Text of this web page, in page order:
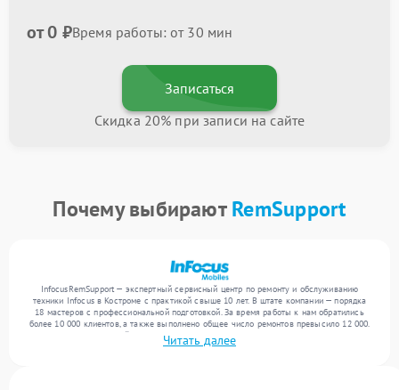
от 0 ₽Время работы: от 30 мин
Записаться
Скидка 20% при записи на сайте
Почему выбираютRemSupport
InfocusRemSupport — экспертный сервисный центр по ремонту и обслуживанию
техники Infocus в Костроме с практикой свыше 10 лет. В штате компании — порядка
18 мастеров с профессиональной подготовкой. За время работы к нам обратились
более 10 000 клиентов, а также выполнено общее число ремонтов превысило 12 000.
Ежемесячно в сервисный центр поступает свыше 300 единиц техники, включая , , . Мы
устраняем поломки любой сложности и поддерживаем высокий стандарт качества
Читать далее